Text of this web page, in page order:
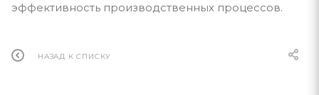
эффективность производственных процессов.
НАЗАД К СПИСКУ